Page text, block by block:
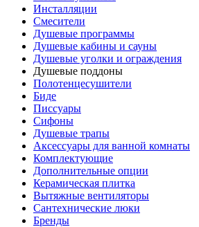
Инсталляции
Смесители
Душевые программы
Душевые кабины и сауны
Душевые уголки и ограждения
Душевые поддоны
Полотенцесушители
Биде
Писсуары
Сифоны
Душевые трапы
Аксессуары для ванной комнаты
Комплектующие
Дополнительные опции
Керамическая плитка
Вытяжные вентиляторы
Сантехнические люки
Бренды